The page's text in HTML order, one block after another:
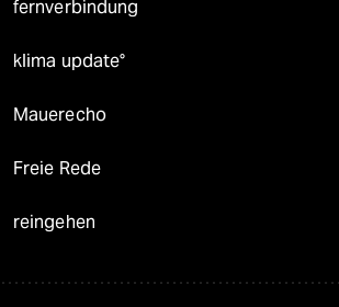
fernverbindung
klima update°
Mauerecho
Freie Rede
reingehen